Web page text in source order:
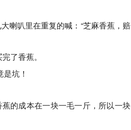
喇叭里在重复的喊：“芝麻香蕉，赔
了香蕉。
的成本在一块一毛一斤，所以一块